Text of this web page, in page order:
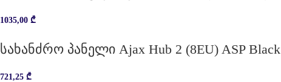
1035,00 ₾
სახანძრო პანელი Ajax Hub 2 (8EU) ASP Black
721,25 ₾